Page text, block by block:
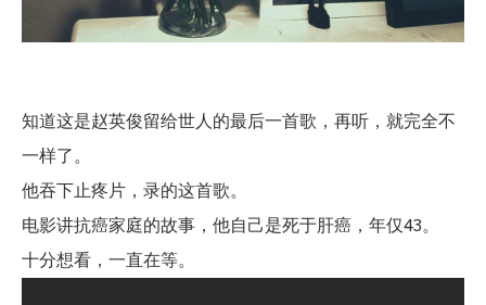
知道这是赵英俊留给世人的最后一首歌，再听，就完全不
一样了。
他吞下止疼片，录的这首歌。
电影讲抗癌家庭的故事，他自己是死于肝癌，年仅43。
十分想看，一直在等。